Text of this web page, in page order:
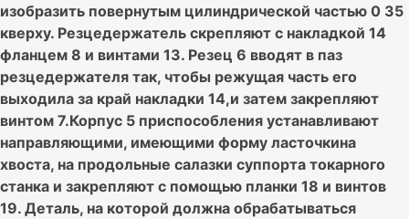
изобразить повернутым цилиндрической частью 0 35
кверху. Резцедержатель скрепляют с накладкой 14
фланцем 8 и винтами 13. Резец 6 вводят в паз
резцедержателя так, чтобы режущая часть его
выходила за край накладки 14,и затем закрепляют
винтом 7.Корпус 5 приспособления устанавливают
направляющими, имеющими форму ласточкина
хвоста, на продольные салазки суппорта токарного
станка и закрепляют с помощью планки 18 и винтов
19. Деталь, на которой должна обрабатываться